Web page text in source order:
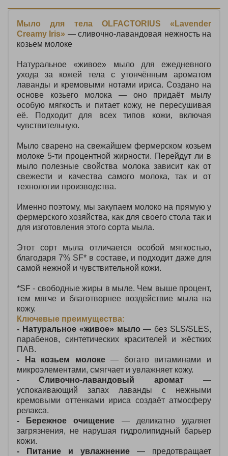
Мыло для тела OLFACTORIUS «Lavender
Creamy Iris» — сливочно‑лавандовая нежность на
козьем молоке
Натуральное «живое» мыло для ежедневного
ухода за кожей тела с утончённым ароматом
лаванды и кремовыми нотами ириса. Создано на
основе козьего молока — оно придаёт мылу
особую мягкость и питает кожу, не пересушивая
её. Подходит для всех типов кожи, включая
чувствительную.
Мыло сварено на свежайшем фермерском козьем
молоке 5-ти процентной жирности. Перейдут ли в
мыло полезные свойства молока зависит как от
свежести и качества самого молока, так и от
технологии производства.
Именно поэтому, мы закупаем молоко на прямую у
фермерского хозяйства, как для своего стола так и
для изготовления этого сорта мыла.
Этот сорт мыла отличается особой мягкостью,
благодаря 7% SF* в составе, и подходит даже для
самой нежной и чувствительной кожи.
*SF - свободные жиры в мыле. Чем выше процент,
тем мягче и благотворнее воздействие мыла на
кожу.
Ключевые преимущества:
- Натуральное «живое» мыло — без SLS/SLES,
парабенов, синтетических красителей и жёстких
ПАВ.
- На козьем молоке— богато витаминами и
микроэлементами, смягчает и увлажняет кожу.
- Сливочно‑лавандовый аромат—
успокаивающий запах лаванды с нежными
кремовыми оттенками ириса создаёт атмосферу
релакса.
- Бережное очищение — деликатно удаляет
загрязнения, не нарушая гидролипидный барьер
кожи.
- Питание и увлажнение — предотвращает